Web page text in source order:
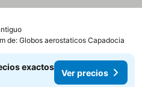
de: Globos aerostaticos Capadocia
exactos
Ver precios